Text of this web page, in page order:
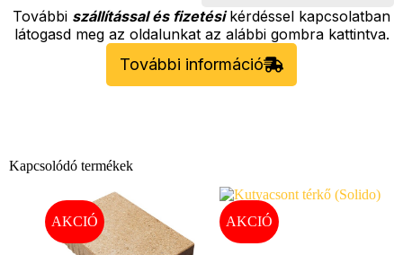
További szállítással és fizetésikérdéssel kapcsolatban
látogasd meg az oldalunkat az alábbi gombra kattintva.
További információ
Kapcsolódó termékek
AKCIÓ AKCIÓ